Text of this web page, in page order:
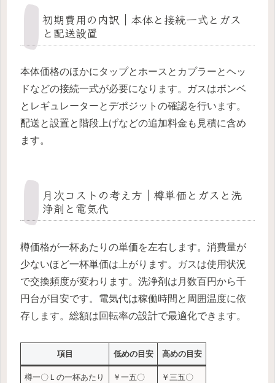
初期費用の内訳｜本体と接続一式とガス
と配送設置
本体価格のほかにタップとホースとカプラーとヘッ
ドなどの接続一式が必要になります。ガスはボンベ
とレギュレーターとデポジットの確認を行います。
配送と設置と階段上げなどの追加料金も見積に含め
ます。
月次コストの考え方｜樽単価とガスと洗
浄剤と電気代
樽価格が一杯あたりの単価を左右します。消費量が
少ないほど一杯単価は上がります。ガスは使用状況
で交換頻度が変わります。洗浄剤は月数百円から千
円台が目安です。電気代は稼働時間と周囲温度に依
存します。総額は回転率の設計で最適化できます。
項目 低めの目安 高めの目安
樽一〇Ｌの一杯あたり ￥一五〇 ￥三五〇